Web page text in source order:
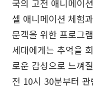
국의 고전 애니메이
셀 애니메이션 체험
문객을 위한 프로그
세대에게는 추억을
로운 감성으로 느껴
전 10시 30분부터